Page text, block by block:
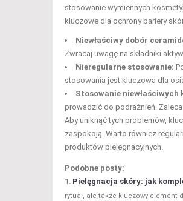
stosowanie wymiennych
kluczowe dla ochrony bariery
Niewłaściwy dobór
Zwracaj uwagę na składniki
Nieregularne stosowanie:
stosowania jest kluczowa dla
Stosowanie
prowadzić do podrażnień.
Aby uniknąć tych problemów,
zaspokoją. Warto również
produktów pielęgnacyjnych.
Podobne posty:
Pielęgnacja skóry: jak
rytuał, ale także kluczowy element